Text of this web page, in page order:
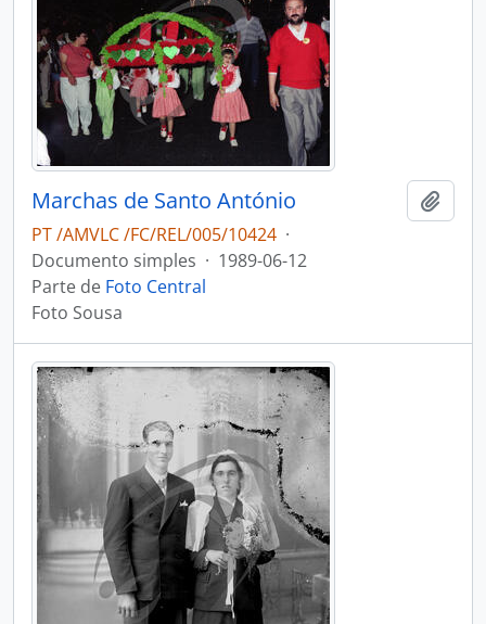
Marchas de Santo António
PT /AMVLC /FC/REL/005/10424 ·
Documento simples · 1989-06-12
Parte de Foto Central
Foto Sousa